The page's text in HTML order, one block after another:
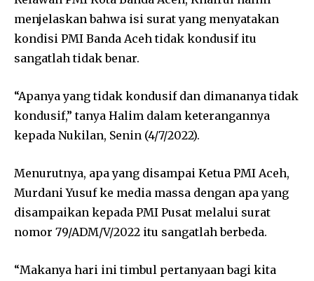
menjelaskan bahwa isi surat yang menyatakan
kondisi PMI Banda Aceh tidak kondusif itu
sangatlah tidak benar.
“Apanya yang tidak kondusif dan dimananya tidak
kondusif,” tanya Halim dalam keterangannya
kepada Nukilan, Senin (4/7/2022).
Menurutnya, apa yang disampai Ketua PMI Aceh,
Murdani Yusuf ke media massa dengan apa yang
disampaikan kepada PMI Pusat melalui surat
nomor 79/ADM/V/2022 itu sangatlah berbeda.
“Makanya hari ini timbul pertanyaan bagi kita